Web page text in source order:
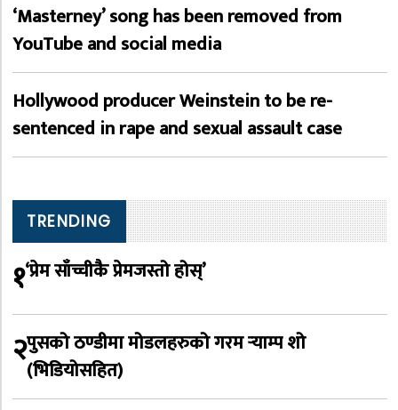
‘Masterney’ song has been removed from
YouTube and social media
Hollywood producer Weinstein to be re-
sentenced in rape and sexual assault case
TRENDING
१‘प्रेम साँच्चीकै प्रेमजस्तो होस्’
२पुसको ठण्डीमा मोडलहरुको गरम र्‍याम्प शो
(भिडियोसहित)